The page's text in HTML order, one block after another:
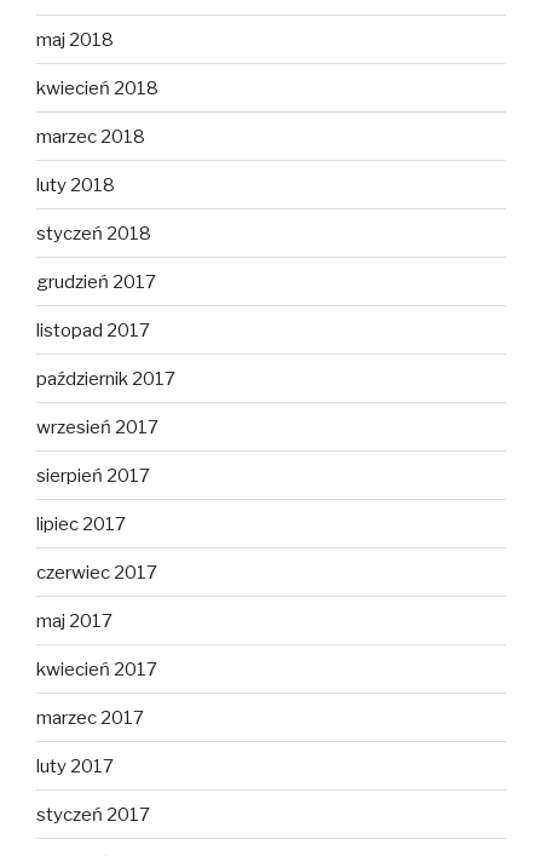
maj 2018
kwiecień 2018
marzec 2018
luty 2018
styczeń 2018
grudzień 2017
listopad 2017
październik 2017
wrzesień 2017
sierpień 2017
lipiec 2017
czerwiec 2017
maj 2017
kwiecień 2017
marzec 2017
luty 2017
styczeń 2017